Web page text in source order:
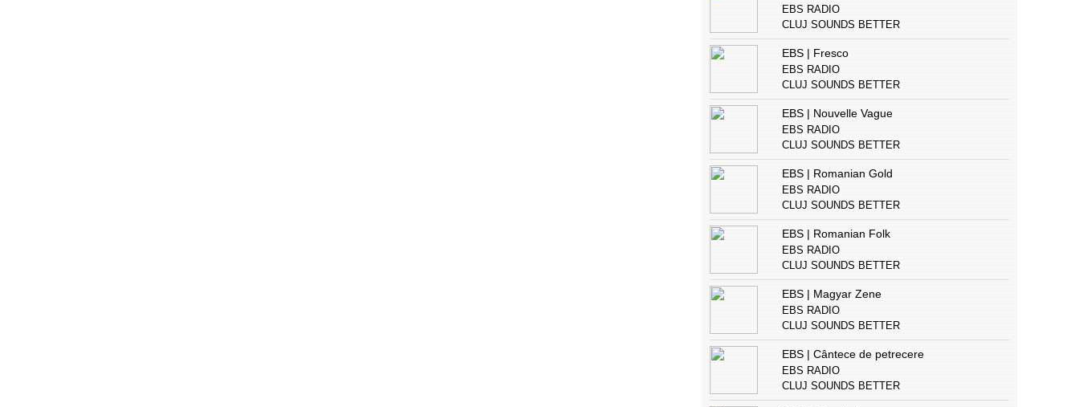
EBS RADIO
CLUJ SOUNDS BETTER
EBS | Fresco
EBS RADIO
CLUJ SOUNDS BETTER
EBS | Nouvelle Vague
EBS RADIO
CLUJ SOUNDS BETTER
EBS | Romanian Gold
EBS RADIO
CLUJ SOUNDS BETTER
EBS | Romanian Folk
EBS RADIO
CLUJ SOUNDS BETTER
EBS | Magyar Zene
EBS RADIO
CLUJ SOUNDS BETTER
EBS | Cântece de petrecere
EBS RADIO
CLUJ SOUNDS BETTER